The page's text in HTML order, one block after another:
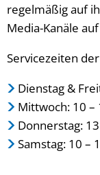
regelmäßig auf
Media-Kanäle
Servicezeiten
Dienstag &
Mittwoch: 10 –
Donnerstag:
Samstag: 10 –